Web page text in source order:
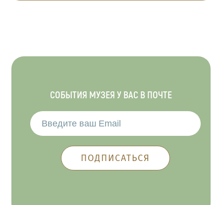
СОБЫТИЯ МУЗЕЯ У ВАС В ПОЧТЕ